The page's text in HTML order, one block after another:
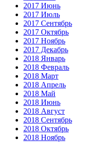
2017 Июнь
2017 Июль
2017 Сентябрь
2017 Октябрь
2017 Ноябрь
2017 Декабрь
2018 Январь
2018 Февраль
2018 Март
2018 Апрель
2018 Май
2018 Июнь
2018 Август
2018 Сентябрь
2018 Октябрь
2018 Ноябрь